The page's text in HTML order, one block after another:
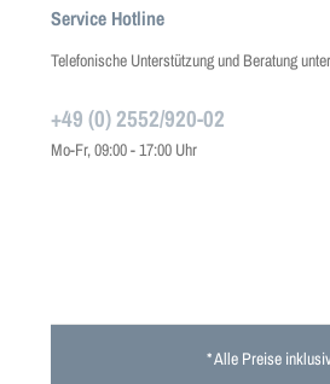
Service Hotline
Telefonische Unterstützung und Beratung
+49 (0) 2552/920-02
Mo-Fr, 09:00 - 17:00 Uhr
* Alle Preise